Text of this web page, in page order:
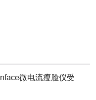
微电流瘦脸仪受